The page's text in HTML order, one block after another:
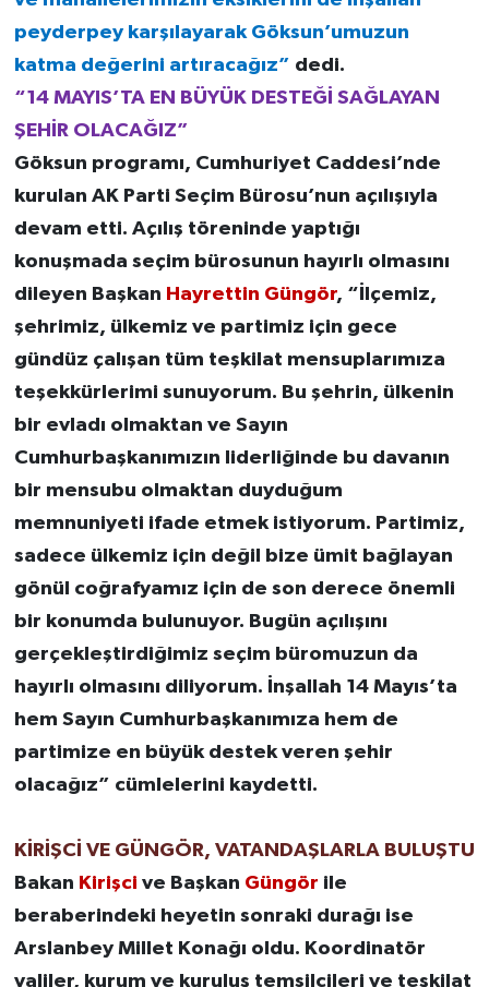
peyderpey karşılayarak Göksun’umuzun
katma değerini artıracağız” dedi.
“14 MAYIS’TA EN BÜYÜK DESTEĞİ SAĞLAYAN
ŞEHİR OLACAĞIZ”
Göksun programı, Cumhuriyet Caddesi’nde
kurulan AK Parti Seçim Bürosu’nun açılışıyla
devam etti. Açılış töreninde yaptığı
konuşmada seçim bürosunun hayırlı olmasını
dileyen Başkan Hayrettin Güngör, “İlçemiz,
şehrimiz, ülkemiz ve partimiz için gece
gündüz çalışan tüm teşkilat mensuplarımıza
teşekkürlerimi sunuyorum. Bu şehrin, ülkenin
bir evladı olmaktan ve Sayın
Cumhurbaşkanımızın liderliğinde bu davanın
bir mensubu olmaktan duyduğum
memnuniyeti ifade etmek istiyorum. Partimiz,
sadece ülkemiz için değil bize ümit bağlayan
gönül coğrafyamız için de son derece önemli
bir konumda bulunuyor. Bugün açılışını
gerçekleştirdiğimiz seçim büromuzun da
hayırlı olmasını diliyorum. İnşallah 14 Mayıs’ta
hem Sayın Cumhurbaşkanımıza hem de
partimize en büyük destek veren şehir
olacağız” cümlelerini kaydetti.
KİRİŞCİ VE GÜNGÖR, VATANDAŞLARLA BULUŞTU
Bakan Kirişci ve Başkan Güngör ile
beraberindeki heyetin sonraki durağı ise
Arslanbey Millet Konağı oldu. Koordinatör
valiler, kurum ve kuruluş temsilcileri ve teşkilat